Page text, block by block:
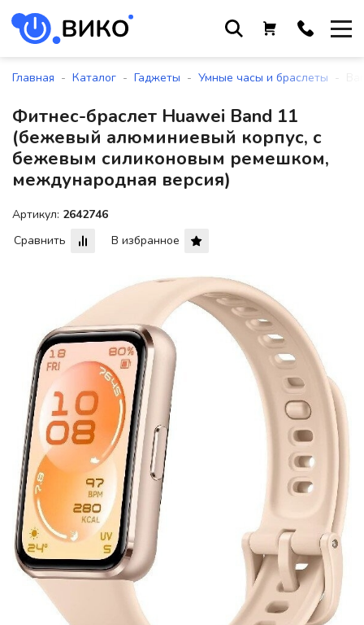
с понедельника по пятницу
+375 44 564 01 13
+375 29 861 18 28
+375 17 388 09 96
sales@viko-t.by
Контакты
220118, г. Минск, ул. Крупской, д.
17, пом. 38, оф. №1
Главная - Каталог - Гаджеты - Умные часы и браслеты -
Фитнес-браслет Huawei Band 11
(бежевый алюминиевый корпус, с
бежевым силиконовым ремешком,
международная версия)
Артикул: 2642746
Сравнить
В избранное